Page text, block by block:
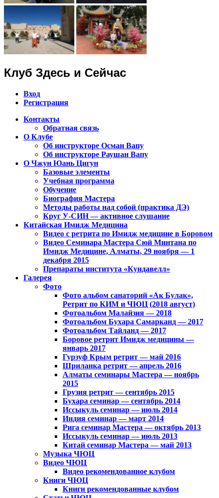
Клуб Здесь и Сейчас
Вход
Регистрация
Клуб Чжун Юань Цигун в городах
Алматы, Астана, Павлодар,
Петропавловск, Экибастуз, Бишкек…
Контакты
Обратная связь
О Клубе
Об инструкторе Осман Вапу
Об инструкторе Раушан Вапу
О Чжун Юань Цигун
Базовые элементы
Учебная программа
Обучение
Биография Мастера
Методы работы над собой (практика ДЭ)
Круг У-СИН — активное слушание
Китайская Имидж Медицина
Видео с ретрита по Имидж медицине в Боровом
Видео Семинара Мастера Сюй Минтана по
Имидж Медицине, Алматы, 29 ноября — 1
декабря 2015
Препараты института «Кундавелл»
Галерея
Фото
Фото альбом санаторий «Ак Булак»,
Ретрит по КИМ и ЧЮЦ (2018 август)
Фотоальбом Малайзия — 2018
Фотоальбом Бухара Самарканд — 2017
Фотоальбом Тайланд — 2017
Боровое ретрит Имидж медицины —
январь 2017
Гурзуф Крым ретрит — май 2016
Шриланка ретрит — апрель 2016
Алматы семинары Мастера — ноябрь
2015
Грузия ретрит — сентябрь 2015
Бухара семинар — сентябрь 2014
Иссыкуль семинар — июль 2014
Индия семинар — март 2014
Рига семинар Мастера — октябрь 2013
Иссыкуль семинар — июль 2013
Китай семинар Мастера — май 2013
Музыка ЧЮЦ
Видео ЧЮЦ
Видео рекомендованное клубом
Книги ЧЮЦ
Книги рекомендованные клубом